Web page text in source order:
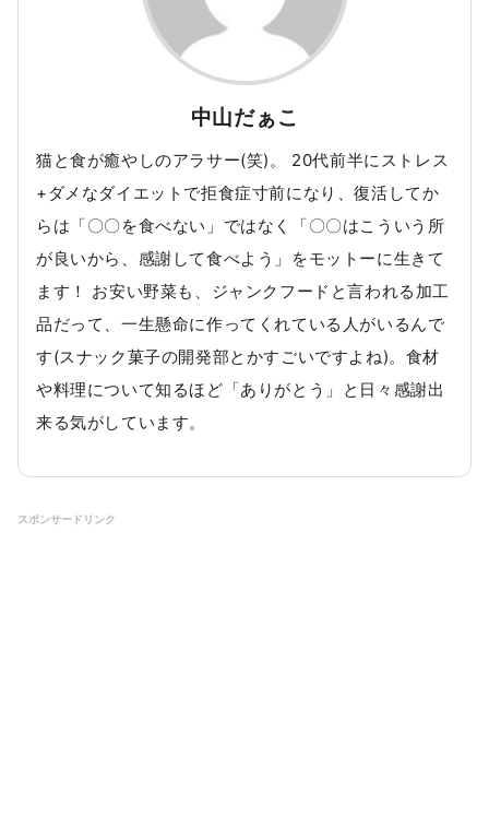
中山だぁこ
猫と食が癒やしのアラサー(笑)。 20代前半にストレス
+ダメなダイエットで拒食症寸前になり、復活してか
らは「〇〇を食べない」ではなく「〇〇はこういう所
が良いから、感謝して食べよう」をモットーに生きて
ます！ お安い野菜も、ジャンクフードと言われる加工
品だって、一生懸命に作ってくれている人がいるんで
す(スナック菓子の開発部とかすごいですよね)。食材
や料理について知るほど「ありがとう」と日々感謝出
来る気がしています。
スポンサードリンク